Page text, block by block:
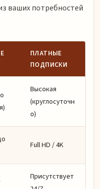
ваших потребностей
ПЛАТНЫЕ
ПОДПИСКИ
Высокая
(круглосуточн
о)
Full HD / 4K
Присутствует